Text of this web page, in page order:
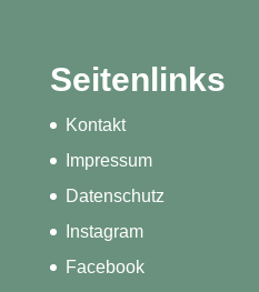
Seitenlinks
Kontakt
Impressum
Datenschutz
Instagram
Facebook